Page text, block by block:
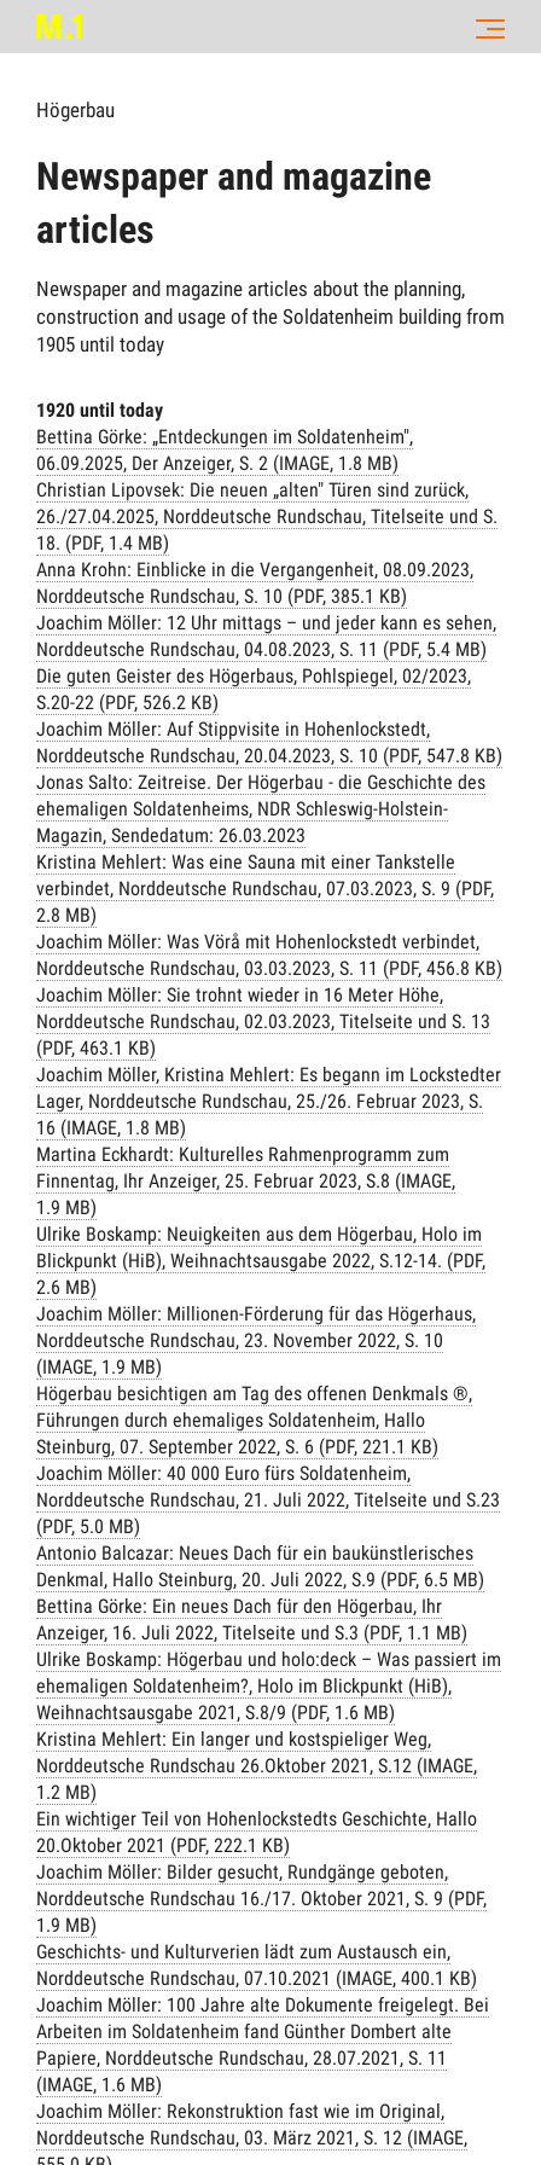
Högerbau
Newspaper and magazine
articles
Newspaper and magazine articles about the planning,
construction and usage of the Soldatenheim building from
1905 until today
1920 until today
Bettina Görke: „Entdeckungen im Soldatenheim",
06.09.2025, Der Anzeiger, S. 2 (IMAGE, 1.8 MB)
Christian Lipovsek: Die neuen „alten" Türen sind zurück,
26./27.04.2025, Norddeutsche Rundschau, Titelseite und S.
18. (PDF, 1.4 MB)
Anna Krohn: Einblicke in die Vergangenheit, 08.09.2023,
Norddeutsche Rundschau, S. 10 (PDF, 385.1 KB)
Joachim Möller: 12 Uhr mittags – und jeder kann es sehen,
Norddeutsche Rundschau, 04.08.2023, S. 11 (PDF, 5.4 MB)
Die guten Geister des Högerbaus, Pohlspiegel, 02/2023,
S.20-22 (PDF, 526.2 KB)
Joachim Möller: Auf Stippvisite in Hohenlockstedt,
Norddeutsche Rundschau, 20.04.2023, S. 10 (PDF, 547.8 KB)
Jonas Salto: Zeitreise. Der Högerbau - die Geschichte des
ehemaligen Soldatenheims, NDR Schleswig-Holstein-
Magazin, Sendedatum: 26.03.2023
Kristina Mehlert: Was eine Sauna mit einer Tankstelle
verbindet, Norddeutsche Rundschau, 07.03.2023, S. 9 (PDF,
2.8 MB)
Joachim Möller: Was Vörå mit Hohenlockstedt verbindet,
Norddeutsche Rundschau, 03.03.2023, S. 11 (PDF, 456.8 KB)
Joachim Möller: Sie trohnt wieder in 16 Meter Höhe,
Norddeutsche Rundschau, 02.03.2023, Titelseite und S. 13
(PDF, 463.1 KB)
Joachim Möller, Kristina Mehlert: Es begann im Lockstedter
Lager, Norddeutsche Rundschau, 25./26. Februar 2023, S.
16 (IMAGE, 1.8 MB)
Martina Eckhardt: Kulturelles Rahmenprogramm zum
Finnentag, Ihr Anzeiger, 25. Februar 2023, S.8 (IMAGE,
1.9 MB)
Ulrike Boskamp: Neuigkeiten aus dem Högerbau, Holo im
Blickpunkt (HiB), Weihnachtsausgabe 2022, S.12-14. (PDF,
2.6 MB)
Joachim Möller: Millionen-Förderung für das Högerhaus,
Norddeutsche Rundschau, 23. November 2022, S. 10
(IMAGE, 1.9 MB)
Högerbau besichtigen am Tag des offenen Denkmals ®,
Führungen durch ehemaliges Soldatenheim, Hallo
Steinburg, 07. September 2022, S. 6 (PDF, 221.1 KB)
Joachim Möller: 40 000 Euro fürs Soldatenheim,
Norddeutsche Rundschau, 21. Juli 2022, Titelseite und S.23
(PDF, 5.0 MB)
Antonio Balcazar: Neues Dach für ein baukünstlerisches
Denkmal, Hallo Steinburg, 20. Juli 2022, S.9 (PDF, 6.5 MB)
Bettina Görke: Ein neues Dach für den Högerbau, Ihr
Anzeiger, 16. Juli 2022, Titelseite und S.3 (PDF, 1.1 MB)
Ulrike Boskamp: Högerbau und holo:deck – Was passiert im
ehemaligen Soldatenheim?, Holo im Blickpunkt (HiB),
Weihnachtsausgabe 2021, S.8/9 (PDF, 1.6 MB)
Kristina Mehlert: Ein langer und kostspieliger Weg,
Norddeutsche Rundschau 26.Oktober 2021, S.12 (IMAGE,
1.2 MB)
Ein wichtiger Teil von Hohenlockstedts Geschichte, Hallo
20.Oktober 2021 (PDF, 222.1 KB)
Joachim Möller: Bilder gesucht, Rundgänge geboten,
Norddeutsche Rundschau 16./17. Oktober 2021, S. 9 (PDF,
1.9 MB)
Geschichts- und Kulturverien lädt zum Austausch ein,
Norddeutsche Rundschau, 07.10.2021 (IMAGE, 400.1 KB)
Joachim Möller: 100 Jahre alte Dokumente freigelegt. Bei
Arbeiten im Soldatenheim fand Günther Dombert alte
Papiere, Norddeutsche Rundschau, 28.07.2021, S. 11
(IMAGE, 1.6 MB)
Joachim Möller: Rekonstruktion fast wie im Original,
Norddeutsche Rundschau, 03. März 2021, S. 12 (IMAGE,